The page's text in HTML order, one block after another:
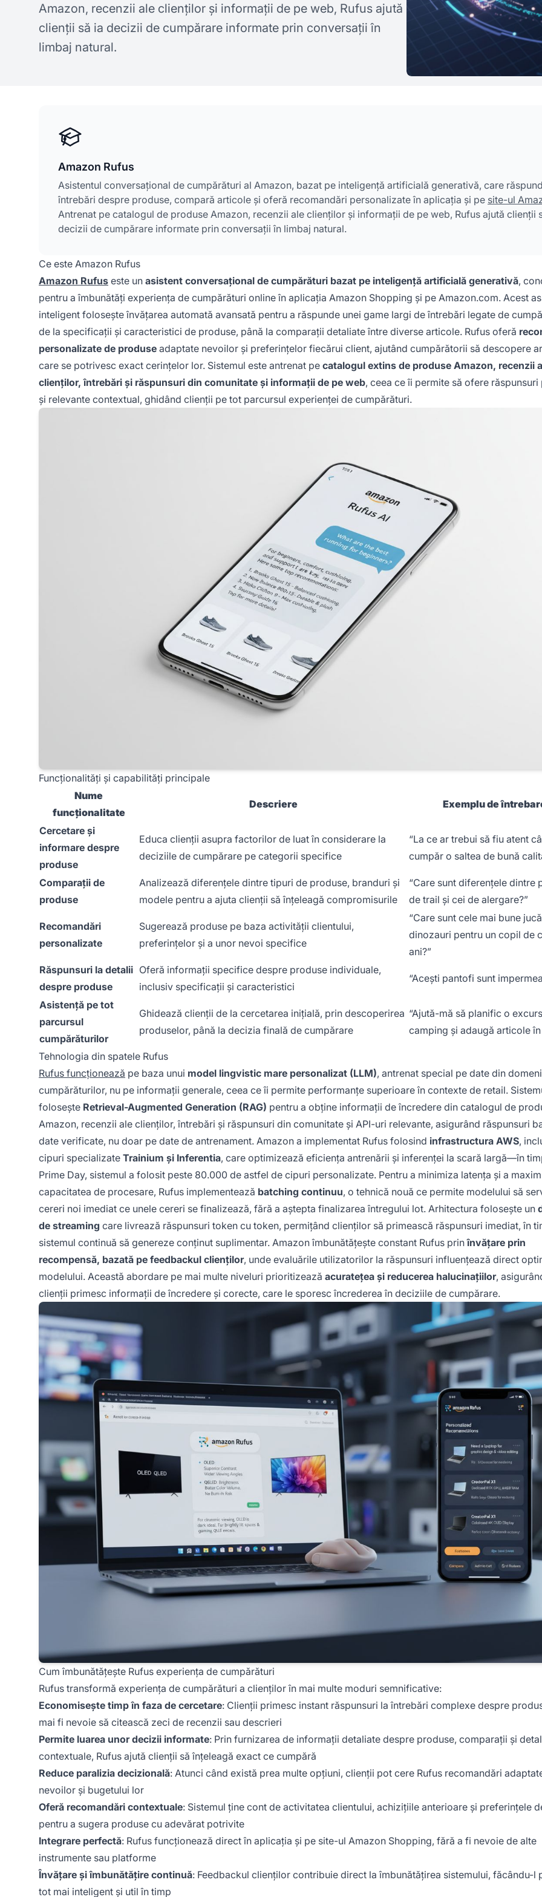
Amazon, recenzii ale clienților și informații de pe web, Rufus ajută
clienții să ia decizii de cumpărare informate prin conversații în
limbaj natural.
Amazon Rufus
Asistentul conversațional de cumpărături al Amazon, bazat pe inteligență artificială generativă, care
întrebări despre produse, compară articole și oferă recomandări personalizate în aplicația și pe site-ul
Antrenat pe catalogul de produse Amazon, recenzii ale clienților și informații de pe web, Rufus ajută clienții
decizii de cumpărare informate prin conversații în limbaj natural.
Ce este Amazon Rufus
Amazon Rufus este un asistent conversațional de cumpărături bazat pe inteligență artificială generativă,
pentru a îmbunătăți experiența de cumpărături online în aplicația Amazon Shopping și pe Amazon.com. Acest
inteligent folosește învățarea automată avansată pentru a răspunde unei game largi de întrebări legate de
de la specificații și caracteristici de produse, până la comparații detaliate între diverse articole. Rufus oferă
personalizate de produse adaptate nevoilor și preferințelor fiecărui client, ajutând cumpărătorii să descopere
care se potrivesc exact cerințelor lor. Sistemul este antrenat pe catalogul extins de produse Amazon, recenzii
clienților, întrebări și răspunsuri din comunitate și informații de pe web, ceea ce îi permite să ofere răspunsuri
și relevante contextual, ghidând clienții pe tot parcursul experienței de cumpărături.
Funcționalități și capabilități principale
Nume
funcționalitate
Descriere Exemplu de
Cercetare și
informare despre
produse
Educa clienții asupra factorilor de luat în considerare la
deciziile de cumpărare pe categorii specifice
“La ce ar trebui să fiu atent
cumpăr o saltea de bună
Comparații de
produse
Analizează diferențele dintre tipuri de produse, branduri și
modele pentru a ajuta clienții să înțeleagă compromisurile
“Care sunt diferențele dintre
de trail și cei de alergare?”
Recomandări
personalizate
Sugerează produse pe baza activității clientului,
preferințelor și a unor nevoi specifice
“Care sunt cele mai bune
dinozauri pentru un copil de
ani?”
Răspunsuri la detalii
despre produse
Oferă informații specifice despre produse individuale,
inclusiv specificații și caracteristici
“Acești pantofi sunt
Asistență pe tot
parcursul
cumpărăturilor
Ghidează clienții de la cercetarea inițială, prin descoperirea
produselor, până la decizia finală de cumpărare
“Ajută-mă să planific o
camping și adaugă articole
Tehnologia din spatele Rufus
Rufus funcționează pe baza unui model lingvistic mare personalizat (LLM), antrenat special pe date din
cumpărăturilor, nu pe informații generale, ceea ce îi permite performanțe superioare în contexte de retail.
folosește Retrieval-Augmented Generation (RAG) pentru a obține informații de încredere din catalogul de
Amazon, recenzii ale clienților, întrebări și răspunsuri din comunitate și API-uri relevante, asigurând răspunsuri
date verificate, nu doar pe date de antrenament. Amazon a implementat Rufus folosind infrastructura AWS,
cipuri specializate Trainium și Inferentia, care optimizează eficiența antrenării și inferenței la scară largă—în
Prime Day, sistemul a folosit peste 80.000 de astfel de cipuri personalizate. Pentru a minimiza latența și a
capacitatea de procesare, Rufus implementează batching continuu, o tehnică nouă ce permite modelului să
cereri noi imediat ce unele cereri se finalizează, fără a aștepta finalizarea întregului lot. Arhitectura folosește un
de streaming care livrează răspunsuri token cu token, permițând clienților să primească răspunsuri imediat, în
sistemul continuă să genereze conținut suplimentar. Amazon îmbunătățește constant Rufus prinînvățare prin
recompensă, bazată pe feedbackul clienților, unde evaluările utilizatorilor la răspunsuri influențează direct
modelului. Această abordare pe mai multe niveluri prioritizează acuratețea și reducerea halucinațiilor,
clienții primesc informații de încredere și corecte, care le sporesc încrederea în deciziile de cumpărare.
Cum îmbunătățește Rufus experiența de cumpărături
Rufus transformă experiența de cumpărături a clienților în mai multe moduri semnificative:
Economisește timp în faza de cercetare: Clienții primesc instant răspunsuri la întrebări complexe despre
mai fi nevoie să citească zeci de recenzii sau descrieri
Permite luarea unor decizii informate: Prin furnizarea de informații detaliate despre produse, comparații și
contextuale, Rufus ajută clienții să înțeleagă exact ce cumpără
Reduce paralizia decizională: Atunci când există prea multe opțiuni, clienții pot cere Rufus recomandări
nevoilor și bugetului lor
Oferă recomandări contextuale: Sistemul ține cont de activitatea clientului, achizițiile anterioare și preferințele
pentru a sugera produse cu adevărat potrivite
Integrare perfectă: Rufus funcționează direct în aplicația și pe site-ul Amazon Shopping, fără a fi nevoie de alte
instrumente sau platforme
Învățare și îmbunătățire continuă: Feedbackul clienților contribuie direct la îmbunătățirea sistemului, făcându-l
tot mai inteligent și util în timp